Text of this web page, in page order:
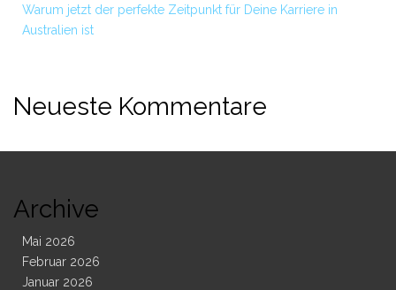
Warum jetzt der perfekte Zeitpunkt für Deine Karriere in
Australien ist
Neueste Kommentare
Archive
Mai 2026
Februar 2026
Januar 2026